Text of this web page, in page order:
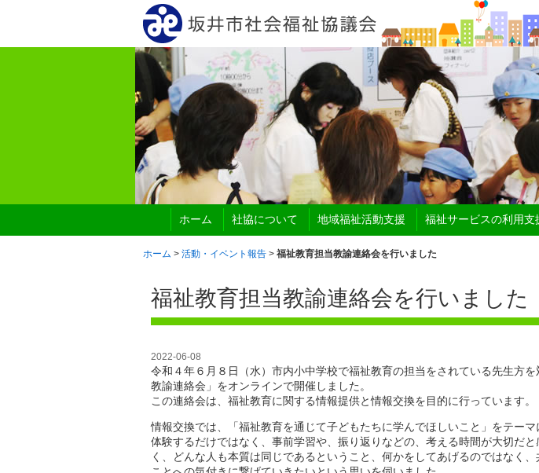
ホーム 社協について 地域福祉活動支援 福祉サービスの利用支
ホーム > 活動・イベント報告 > 福祉教育担当教諭連絡会を行いました
福祉教育担当教諭連絡会を行いました
2022-06-08
令和４年６月８日（水）市内小中学校で福祉教育の担当をされている先生方
教諭連絡会」をオンラインで開催しました。
この連絡会は、福祉教育に関する情報提供と情報交換を目的に行っています。
情報交換では、「福祉教育を通じて子どもたちに学んでほしいこと」をテーマ
体験するだけではなく、事前学習や、振り返りなどの、考える時間が大切だ
く、どんな人も本質は同じであるということ、何かをしてあげるのではなく、